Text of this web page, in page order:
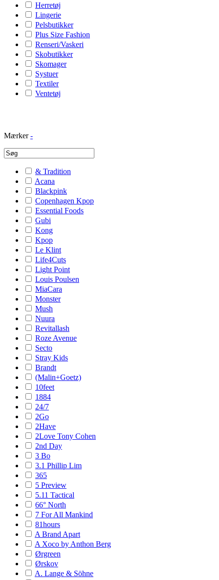
Herretøj
Lingerie
Pelsbutikker
Plus Size Fashion
Renseri/Vaskeri
Skobutikker
Skomager
Systuer
Textiler
Ventetøj
Mærker -
& Tradition
Acana
Blackpink
Copenhagen Kpop
Essential Foods
Gubi
Kong
Kpop
Le Klint
Life4Cuts
Light Point
Louis Poulsen
MiaCara
Monster
Mush
Nuura
Revitallash
Roze Avenue
Secto
Stray Kids
Brandt
(Malin+Goetz)
10feet
1884
24/7
2Go
2Have
2Love Tony Cohen
2nd Day
3 Bo
3.1 Phillip Lim
365
5 Preview
5.11 Tactical
66° North
7 For All Mankind
81hours
A Brand Apart
A Xoco by Anthon Berg
Ørgreen
Ørskov
A. Lange & Söhne